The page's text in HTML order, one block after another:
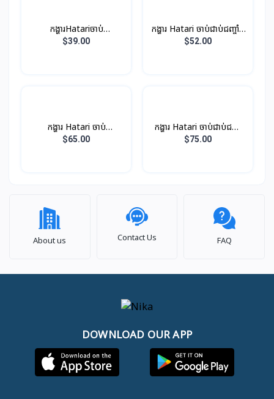
កង្ហារHatariចាប់
ជាប់ជញ្ចាំងទាញខ្សែ 16 អីង
$39.00
កង្ហារ Hatari ចាប់ជាប់ជញ្ចាំង
16 អីងនិង​មានតេលេបញ្ចាបាន
$52.00
កង្ហារ Hatari ចាប់
ជាប់ជញ្ចាំងទាញខ្សែ 18 អីង
$65.00
កង្ហារ Hatari ចាប់ជាប់ជញ្ចាំ
18 inch និង​មានតេលេបញ្ចា
$75.00
About us Contact Us FAQ
DOWNLOAD OUR APP